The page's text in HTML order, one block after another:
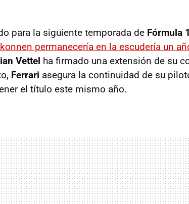
para la siguiente temporada de Fórmula 1
permanecería en la escudería un
Vettel ha firmado una extensión de su
Ferrari asegura la continuidad de su
el título este mismo año.